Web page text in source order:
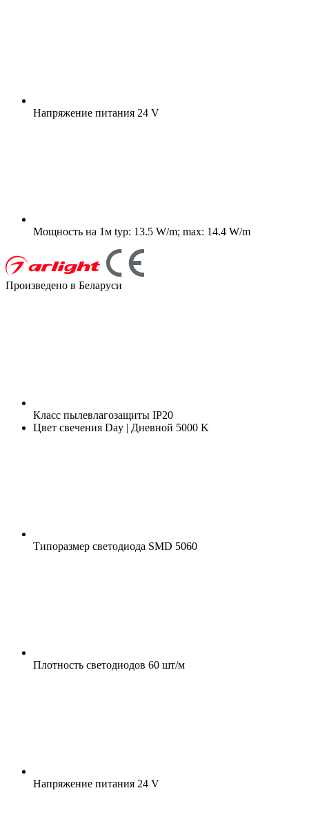
Напряжение питания 24 V
Мощность на 1м typ: 13.5 W/m; max: 14.4 W/m
Произведено в Беларуси
Класс пылевлагозащиты IP20
Цвет свечения Day | Дневной 5000 K
Типоразмер светодиода SMD 5060
Плотность светодиодов 60 шт/м
Напряжение питания 24 V